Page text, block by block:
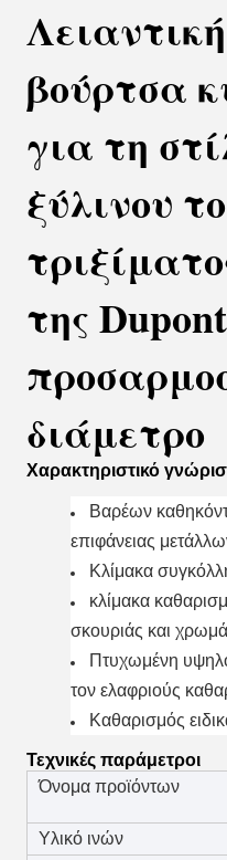
βούρτσα
για τη
ξύλινου
της
διάμετρο
Χαρακτηριστικό
Βαρέων
επιφάνειας
Κλίμακα
κλίμακα
σκουριάς και
Πτυχωμένη
τον ελαφριούς
Καθαρισμός
Τεχνικές παράμετροι
Όνομα προϊόντων
Υλικό ινών